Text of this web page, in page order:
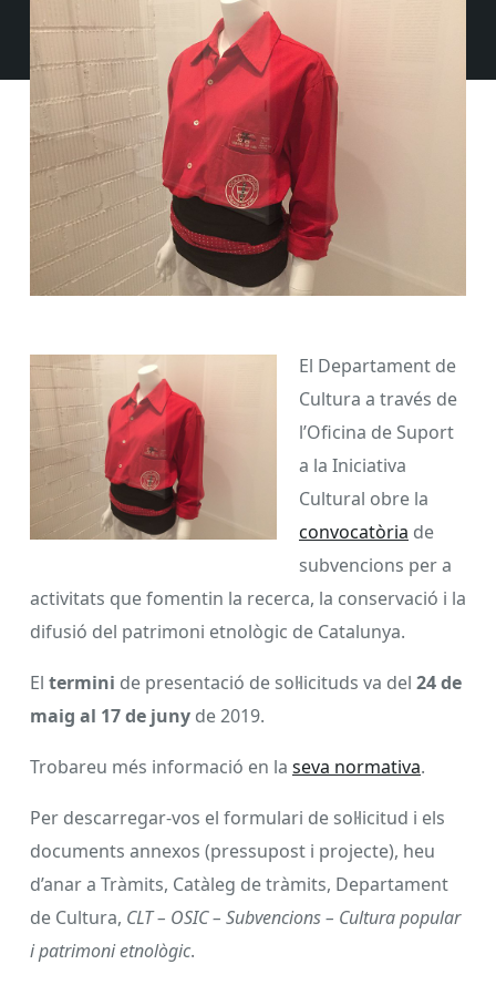
El Departament de
Cultura a través de
l’Oficina de Suport
a la Iniciativa
Cultural obre la
convocatòria de
subvencions per a
activitats que fomentin la recerca, la conservació i la
difusió del patrimoni etnològic de Catalunya.
El termini de presentació de sol·licituds va del 24 de
maig al 17 de juny de 2019.
Trobareu més informació en la seva normativa.
Per descarregar-vos el formulari de sol·licitud i els
documents annexos (pressupost i projecte), heu
d’anar a Tràmits, Catàleg de tràmits, Departament
de Cultura, CLT – OSIC – Subvencions – Cultura popular
i patrimoni etnològic.